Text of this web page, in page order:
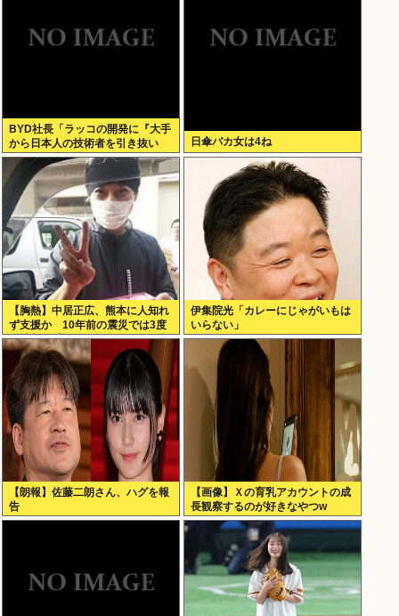
BYD社長「ラッコの開発に『大手
から日本人の技術者を引き抜い
た』って噂は嘘。開発チームに日
本人は0人です」
日傘バカ女は4ね
【胸熱】中居正広、熊本に人知れ
ず支援か 10年前の震災では3度
現地入り「誰にも知られなくて良
い」
伊集院光「カレーにじゃがいもは
いらない」
【朗報】佐藤二朗さん、ハグを報
告
【画像】Ｘの育乳アカウントの成
長観察するのが好きなやつw